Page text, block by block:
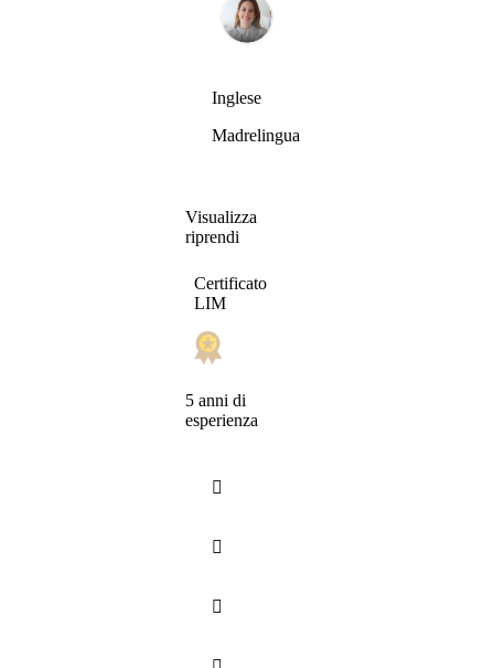
Inglese
Madrelingua
Visualizza
riprendi
Certificato
LIM
5 anni di
esperienza


